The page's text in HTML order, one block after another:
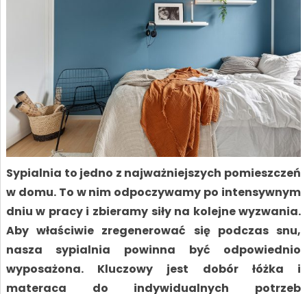
Sypialnia to jedno z najważniejszych pomieszczeń
w domu. To w nim odpoczywamy po intensywnym
dniu w pracy i zbieramy siły na kolejne wyzwania.
Aby właściwie zregenerować się podczas snu,
nasza sypialnia powinna być odpowiednio
wyposażona. Kluczowy jest dobór łóżka i
materaca do indywidualnych potrzeb